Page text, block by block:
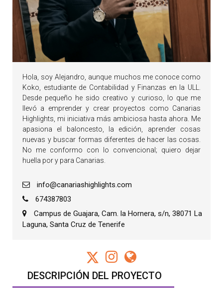
DESCRIPCIÓN DEL PROYECTO
Hola, soy Alejandro, aunque muchos me conoce como
Koko, estudiante de Contabilidad y Finanzas en la ULL.
Desde pequeño he sido creativo y curioso, lo que me
llevó a emprender y crear proyectos como Canarias
Highlights, mi iniciativa más ambiciosa hasta ahora. Me
apasiona el baloncesto, la edición, aprender cosas
nuevas y buscar formas diferentes de hacer las cosas.
No me conformo con lo convencional; quiero dejar
huella por y para Canarias.
info@canariashighlights.com
674387803
Campus de Guajara, Cam. la Hornera, s/n, 38071 La
Laguna, Santa Cruz de Tenerife